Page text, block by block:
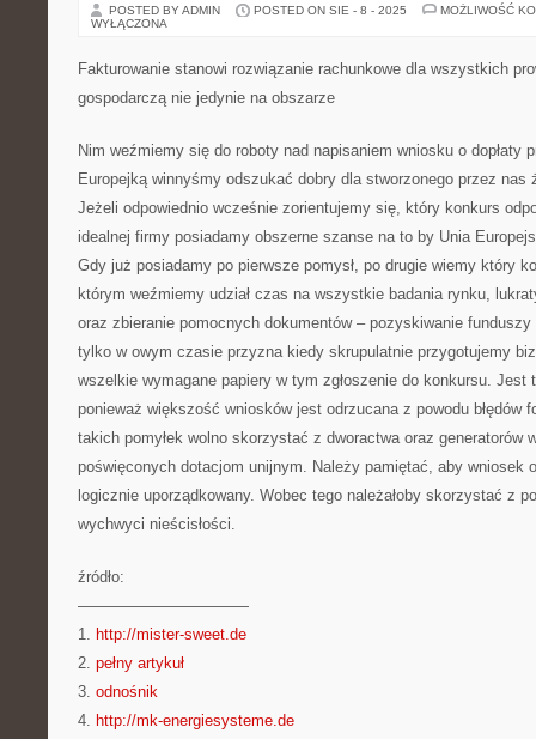
POSTED BY ADMIN POSTED ON SIE - 8 - 2025
MOŻLIWOŚĆ
WYŁĄCZONA
Fakturowanie stanowi rozwiązanie rachunkowe dla wszystkich
gospodarczą nie jedynie na obszarze
Nim weźmiemy się do roboty nad napisaniem wniosku o dopłaty
Europejką winnyśmy odszukać dobry dla stworzonego przez nas
Jeżeli odpowiednio wcześnie zorientujemy się, który konkurs
idealnej firmy posiadamy obszerne szanse na to by Unia
Gdy już posiadamy po pierwsze pomysł, po drugie wiemy który
którym weźmiemy udział czas na wszystkie badania rynku,
oraz zbieranie pomocnych dokumentów – pozyskiwanie
tylko w owym czasie przyzna kiedy skrupulatnie przygotujemy
wszelkie wymagane papiery w tym zgłoszenie do konkursu. Jest
ponieważ większość wniosków jest odrzucana z powodu błędów
takich pomyłek wolno skorzystać z dworactwa oraz generatorów
poświęconych dotacjom unijnym. Należy pamiętać, aby wniosek
logicznie uporządkowany. Wobec tego należałoby skorzystać z
wychwyci nieścisłości.
źródło:
———————————
1. http://mister-sweet.de
2. pełny artykuł
3. odnośnik
4. http://mk-energiesysteme.de